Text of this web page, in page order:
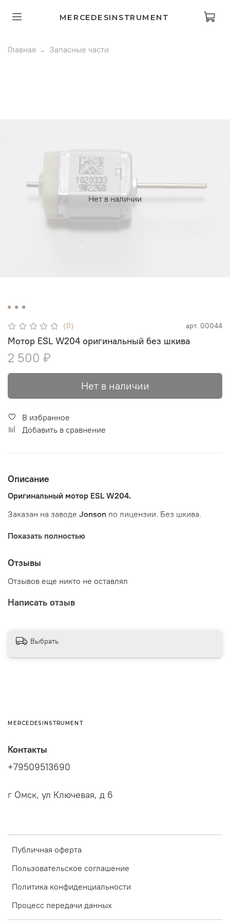
MERCEDESINSTRUMENT
Главная Запасные части
Нет в наличии
(0) арт. 00044
Мотор ESL W204 оригинальный без шкива
2 500 ₽
Нет в наличии
В избранное
Добавить в сравнение
Описание
Оригинальный мотор ESL W204.
Заказан на заводе Jonson по лицензии. Без шкива.
Показать полностью
Отзывы
Отзывов еще никто не оставлял
Написать отзыв
Выбрать
MERCEDESINSTRUMENT
Публичная оферта
Пользовательское соглашение
Политика конфиденциальности
Процесс передачи данных
Контакты
+79509513690
г Омск, ул Ключевая, д 6